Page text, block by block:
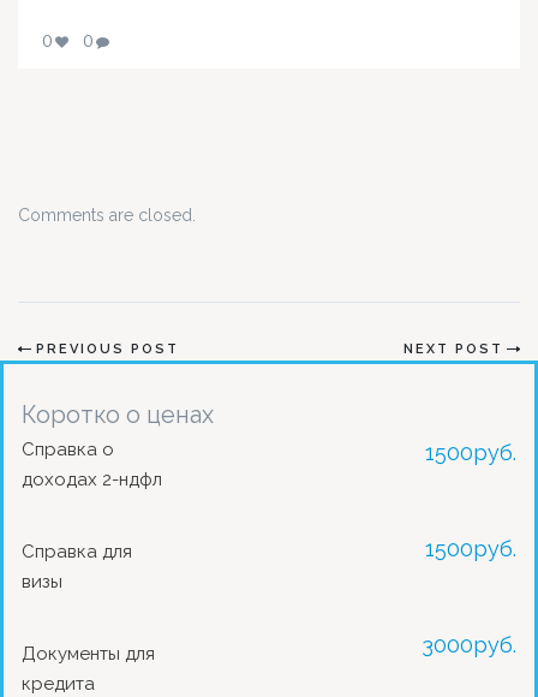
0 0
Comments are closed.
PREVIOUS POST NEXT POST
Коротко о ценах
Справка о
доходах 2-ндфл
Справка для
визы
Документы для
кредита
1500руб.
1500руб.
3000руб.